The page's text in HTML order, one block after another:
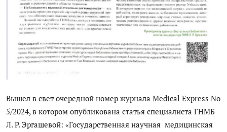
Статистика
Проблемы Арала
Антикоррупция
Вышел в свет очередной номер журнала Medical Express No
5/2024, в котором опубликована статья специалиста ГНМБ
Л. Р. Эргашевой: «Государственная научная медицинская